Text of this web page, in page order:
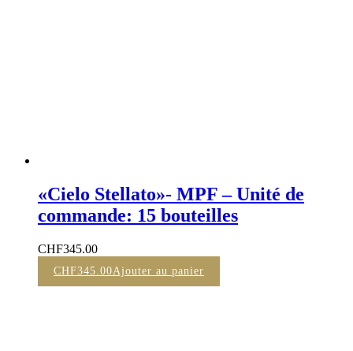
«Cielo Stellato»- MPF – Unité de
commande: 15 bouteilles
CHF345.00
CHF345.00Ajouter au panier